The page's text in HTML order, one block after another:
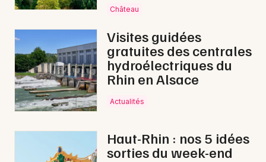
Château
Visites guidées
gratuites des centrales
hydroélectriques du
Rhin en Alsace
Actualités
Haut-Rhin : nos 5 idées
sorties du week-end